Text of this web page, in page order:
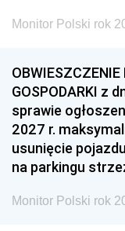
Monitor Polski rok
GOSPODARKI z
sprawie
2027 r.
usunięcie
na parkingu
Monitor Polski rok